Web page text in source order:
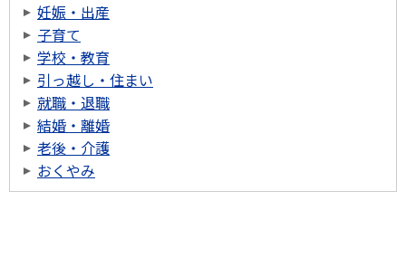
妊娠・出産
子育て
学校・教育
引っ越し・住まい
就職・退職
結婚・離婚
老後・介護
おくやみ